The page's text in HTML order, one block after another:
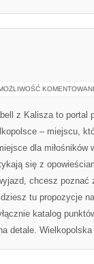
z Kalisza to portal
– miejscu,
dla miłośników
się z
chcesz poznać
tu propozycje
katalog
detale.